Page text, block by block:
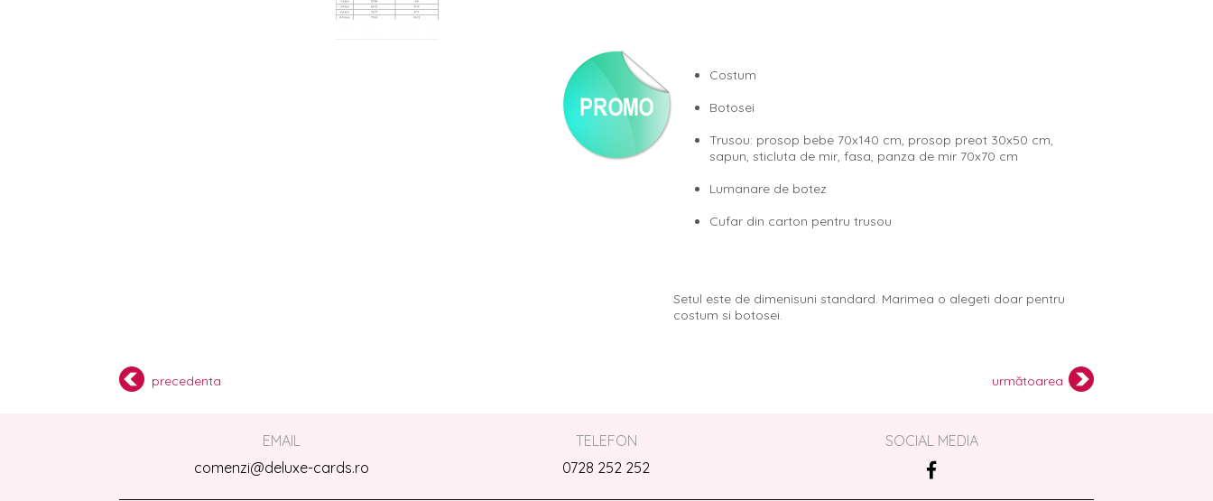
Costum
Botosei
Trusou: prosop bebe 70x140 cm, prosop preot 30x50 cm,
sapun, sticluta de mir, fasa, panza de mir 70x70 cm
Lumanare de botez
Cufar din carton pentru trusou
Setul este de dimenisuni standard. Marimea o alegeti doar pentru
costum si botosei.
precedenta următoarea
EMAIL
comenzi@deluxe-cards.ro
TELEFON
0728 252 252
SOCIAL MEDIA